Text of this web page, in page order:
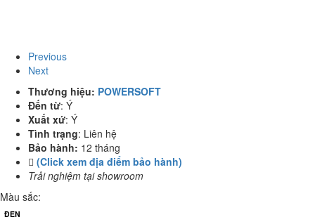
Previous
Next
Thương hiệu: POWERSOFT
Đến từ: Ý
Xuất xứ: Ý
Tình trạng: Liên hệ
Bảo hành: 12 tháng
(Click xem địa điểm bảo hành)
Trải nghiệm tại showroom
Màu sắc:
ĐEN